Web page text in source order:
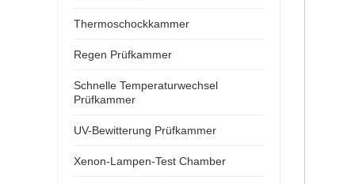
Thermoschockkammer
Regen Prüfkammer
Schnelle Temperaturwechsel
Prüfkammer
UV-Bewitterung Prüfkammer
Xenon-Lampen-Test Chamber